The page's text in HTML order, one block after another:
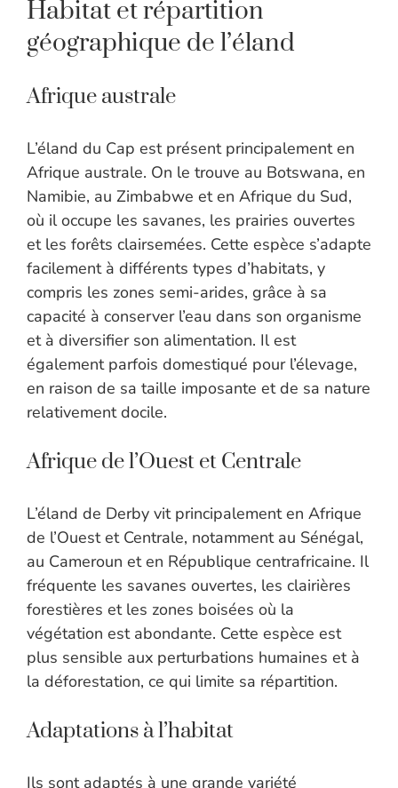
Habitat et répartition
géographique de l’éland
Afrique australe
L’éland du Cap est présent principalement en
Afrique australe. On le trouve au Botswana, en
Namibie, au Zimbabwe et en Afrique du Sud,
où il occupe les savanes, les prairies ouvertes
et les forêts clairsemées. Cette espèce s’adapte
facilement à différents types d’habitats, y
compris les zones semi-arides, grâce à sa
capacité à conserver l’eau dans son organisme
et à diversifier son alimentation. Il est
également parfois domestiqué pour l’élevage,
en raison de sa taille imposante et de sa nature
relativement docile.
Afrique de l’Ouest et Centrale
L’éland de Derby vit principalement en Afrique
de l’Ouest et Centrale, notamment au Sénégal,
au Cameroun et en République centrafricaine. Il
fréquente les savanes ouvertes, les clairières
forestières et les zones boisées où la
végétation est abondante. Cette espèce est
plus sensible aux perturbations humaines et à
la déforestation, ce qui limite sa répartition.
Adaptations à l’habitat
Ils sont adaptés à une grande variété